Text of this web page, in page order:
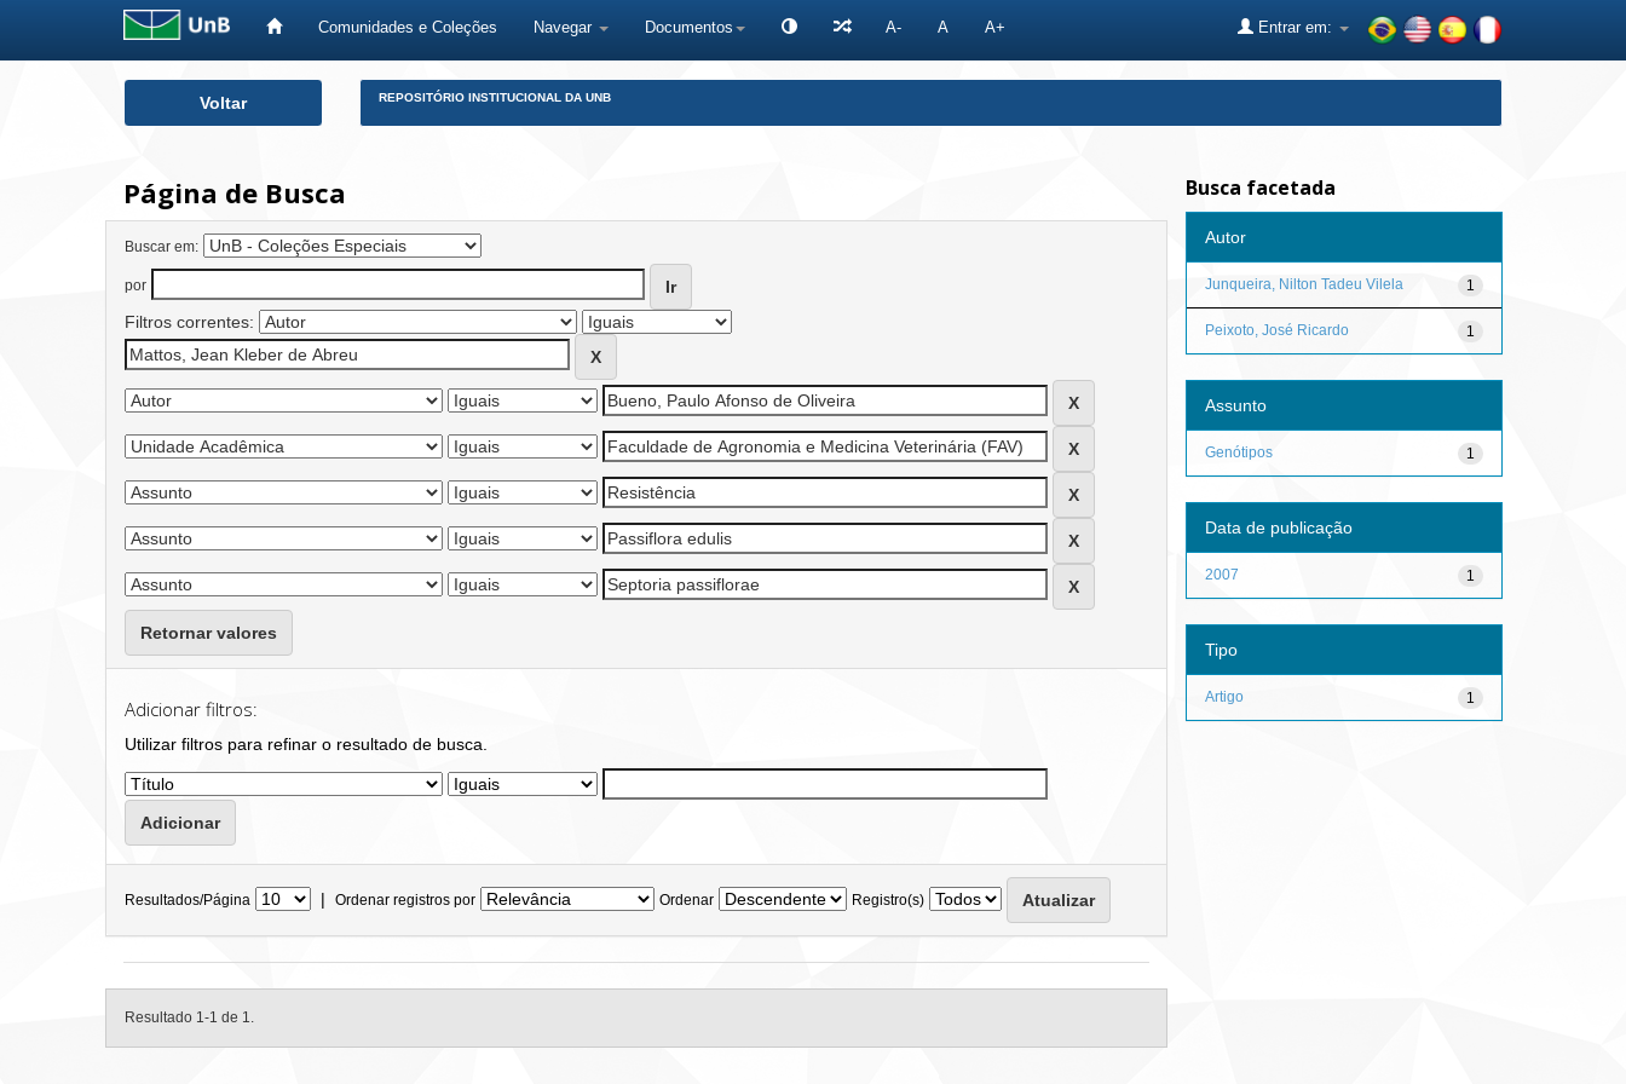
Comunidades e Coleções Navegar Documentos A- A A+ Entrar em:
Voltar REPOSITÓRIO INSTITUCIONAL DA UNB
Página de Busca
Buscar em:
por
Filtros correntes:
Retornar valores
Adicionar filtros:
Utilizar filtros para refinar o resultado de busca.
Resultados/Página | Ordenar registros por Ordenar Registro(s)
Resultado 1-1 de 1.
Busca facetada
Autor
1
Junqueira, Nilton Tadeu Vilela
1
Peixoto, José Ricardo
Assunto
1
Genótipos
Data de publicação
1
2007
Tipo
1
Artigo